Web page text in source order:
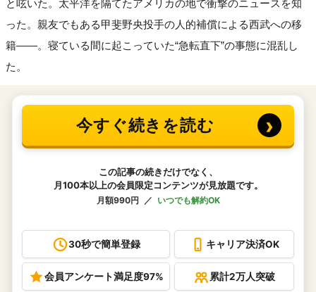
と呟いた。太平洋を隔てたアメリカの地で衝撃のニュースを知
った。親友でもある甲斐野央投手の人的補償による西武への移
籍――。寝ている間に起こっていた“急転直下”の事態に混乱し
た。